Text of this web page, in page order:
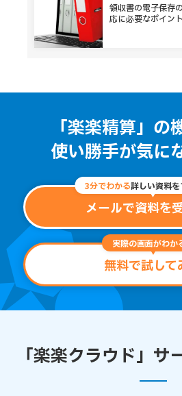
領収書の電子保存
応に必要なポイン
「楽楽精算」の
使い勝手が気に
3分でわかる詳しい資料
メールで資料を
実際の画面がわか
無料で試して
「楽楽クラウド」